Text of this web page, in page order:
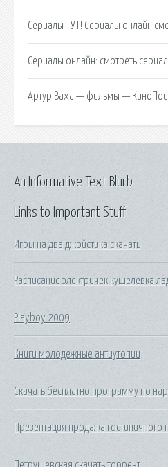
Сериалы ТУТ! Сериалы онлайн
Сериалы онлайн: смотреть
Артур Ваха — фильмы —
Links to Important Stuff
Игры на два джойстика скачать
Расписание электричек кушелевка
Playboy 2009
Книги молодежные антиутопии
Скачать бесплатно программу по
Презентация продажа гостиничного
Петрушевская скачать торрент
An Informative Text Blurb